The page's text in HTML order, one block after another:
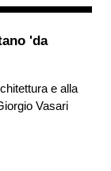
'da
e alla
Vasari